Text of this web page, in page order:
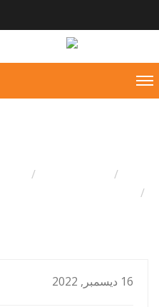
16 ديسمبر, 2022